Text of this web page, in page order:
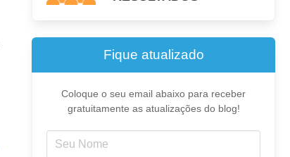
Fique atualizado
Coloque o seu email abaixo para receber
gratuitamente as atualizações do blog!